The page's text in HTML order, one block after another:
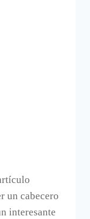
un cabecero
interesante